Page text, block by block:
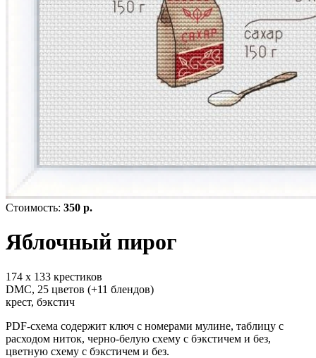
Стоимость: 350 р.
Яблочный пирог
174 х 133 крестиков
DMC, 25 цветов (+11 блендов)
крест, бэкстич
PDF-схема содержит ключ с номерами мулине, таблицу с
расходом ниток, черно-белую схему с бэкстичем и без,
цветную схему с бэкстичем и без.